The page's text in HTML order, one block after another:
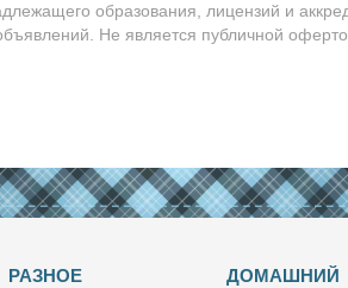
образования, лицензий и
Не является публичной
РАЗНОЕ
ДОМАШНИЙ